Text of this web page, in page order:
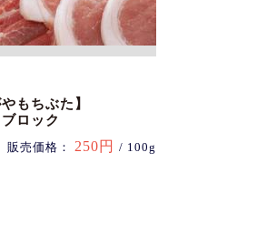
もちぶた】
ロック
販売価格： 250円 / 100g